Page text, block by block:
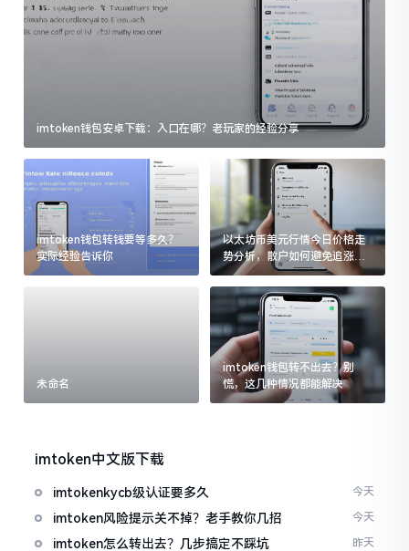
imtoken钱包安卓下载：入口在哪？老玩家的经验分享
imtoken钱包转钱要等多久？
实际经验告诉你
以太坊币美元行情今日价格走
势分析，散户如何避免追涨杀
跌被套牢
未命名
imtoken钱包转不出去？别
慌，这几种情况都能解决
imtoken中文版下载
imtokenkycb级认证要多久 今天
imtoken风险提示关不掉？老手教你几招 今天
imtoken怎么转出去？几步搞定不踩坑 昨天